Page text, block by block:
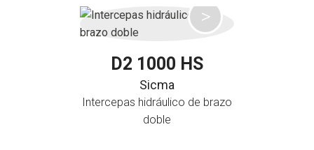
D2 1000 HS
Sicma
Intercepas hidráulico de brazo
doble